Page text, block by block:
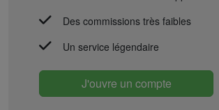
Des commissions très faibles
Un service légendaire
J'ouvre un compte